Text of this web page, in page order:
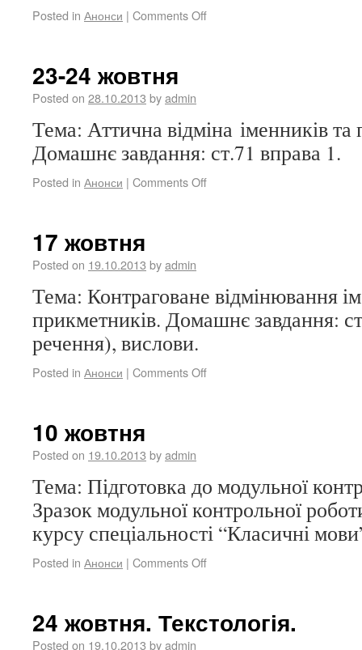
Posted in Анонси | Comments Off
23-24 жовтня
Posted on 28.10.2013 byadmin
Тема: Аттична відміна іменників та
Домашнє завдання: ст.71 вправа 1.
Posted in Анонси | Comments Off
17 жовтня
Posted on 19.10.2013 byadmin
Тема: Контраговане відмінювання
прикметників. Домашнє завдання:
речення), вислови.
Posted in Анонси | Comments Off
10 жовтня
Posted on 19.10.2013 byadmin
Тема: Підготовка до модульної
Зразок модульної контрольної
курсу спеціальності “Класичні
Posted in Анонси | Comments Off
24 жовтня. Текстологія.
Posted on 19.10.2013 byadmin